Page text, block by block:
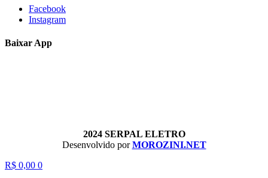
Facebook
Instagram
Baixar App
2024 SERPAL ELETRO
Desenvolvido porMOROZINI.NET
R$ 0,00 0